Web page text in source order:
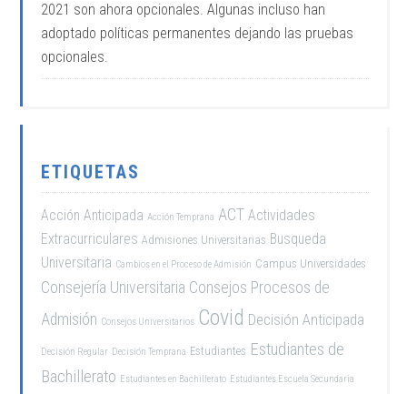
2021 son ahora opcionales. Algunas incluso han
adoptado políticas permanentes dejando las pruebas
opcionales.
ETIQUETAS
Acción Anticipada Acción Temprana ACT Actividades
Extracurriculares Admisiones Universitarias Busqueda
Universitaria Cambios en el Proceso de Admisión Campus Universidades
Consejería Universitaria Consejos Procesos de
Admisión Consejos Universitarios Covid Decisión Anticipada
Decisión Regular Decisión Temprana Estudiantes Estudiantes de
Bachillerato Estudiantes en Bachillerato Estudiantes Escuela Secundaria